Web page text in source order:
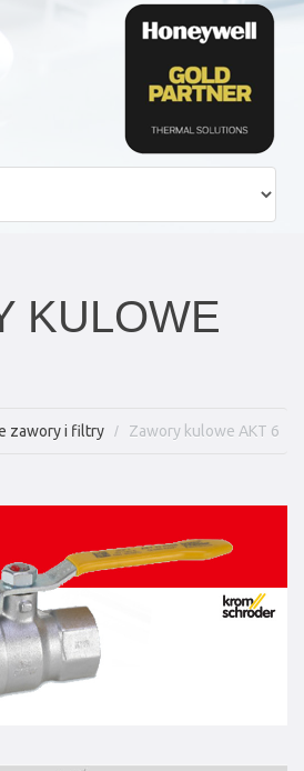
KULOWE
zawory i filtry Zawory kulowe AKT 6